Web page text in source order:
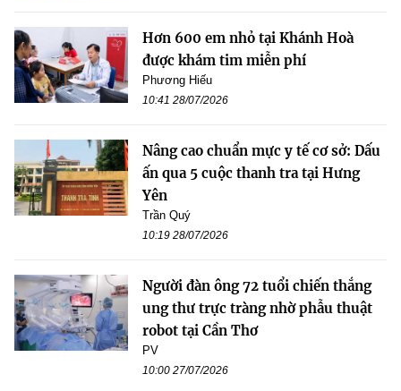
Hơn 600 em nhỏ tại Khánh Hoà
được khám tim miễn phí
Phương Hiếu
10:41 28/07/2026
Nâng cao chuẩn mực y tế cơ sở: Dấu
ấn qua 5 cuộc thanh tra tại Hưng
Yên
Trần Quý
10:19 28/07/2026
Người đàn ông 72 tuổi chiến thắng
ung thư trực tràng nhờ phẫu thuật
robot tại Cần Thơ
PV
10:00 27/07/2026